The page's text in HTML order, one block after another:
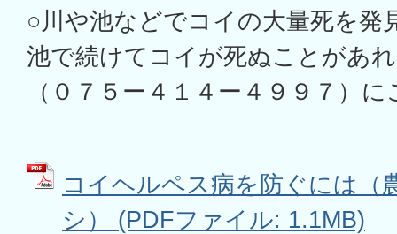
○川や池などでコイの大量死を発
池で続けてコイが死ぬことがあ
（０７５ー４１４ー４９９７）
コイヘルペス病を防ぐには（
シ） (PDFファイル: 1.1MB)